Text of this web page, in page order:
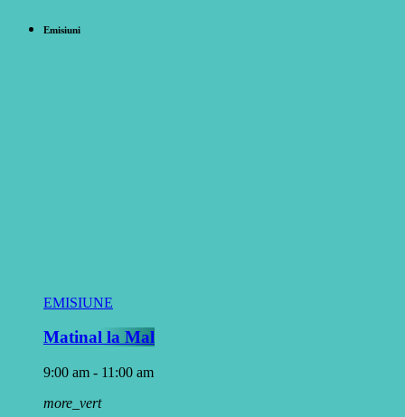
Emisiuni
EMISIUNE
Matinal la Mal
9:00 am - 11:00 am
more_vert